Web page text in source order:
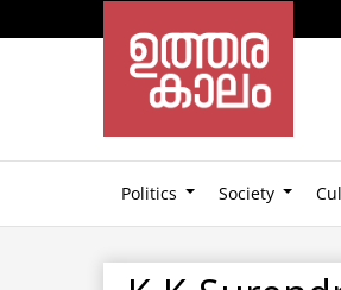
Politics Society